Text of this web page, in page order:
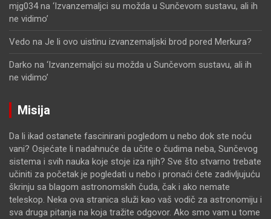
mjg034na ‘Izvanzemaljci su možda u Sunčevom sustavu, ali ih
ne vidimo’
Vedo na Je li ovo uistinu izvanzemaljski brod pored Merkura?
Darko na ‘Izvanzemaljci su možda u Sunčevom sustavu, ali ih
ne vidimo’
Misija
Da li ikad ostanete fascinirani pogledom u nebo dok ste noću
vani? Osjećate li nadahnuće da učite o čudima neba, Sunčevog
sistema i svih nauka koje stoje iza njih? Sve što stvarno trebate
učiniti za početak je pogledati u nebo i pronaći ćete zadivljujuću
škrinju sa blagom astronomskih čuda, čak i ako nemate
teleskop. Neka ova stranica služi kao vaš vodič za astronomiju i
sva druga pitanja na koja tražite odgovor. Ako smo vam u tome